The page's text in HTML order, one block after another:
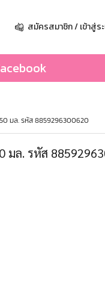
สมัครสมาชิก / เข้าสู่ร
มล. รหัส 8859296300620
มล. รหัส